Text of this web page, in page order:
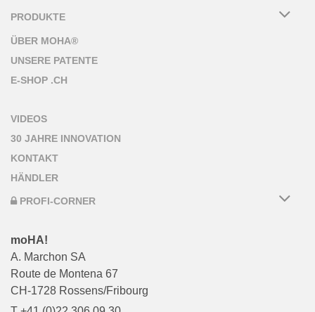
PRODUKTE
ÜBER MOHA®
UNSERE PATENTE
E-SHOP .CH
VIDEOS
30 JAHRE INNOVATION
KONTAKT
HÄNDLER
PROFI-CORNER
moHA!
A. Marchon SA
Route de Montena 67
CH-1728 Rossens/Fribourg